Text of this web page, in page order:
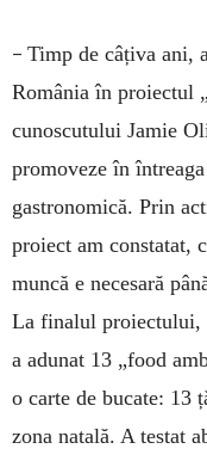
– Timp de câțiva ani,
România în proiectul
cunoscutului Jamie
promoveze în
gastronomică. Prin
proiect am constatat,
muncă e necesară
La finalul proiectului,
a adunat 13 „food
o carte de bucate: 13
zona natală. A testat